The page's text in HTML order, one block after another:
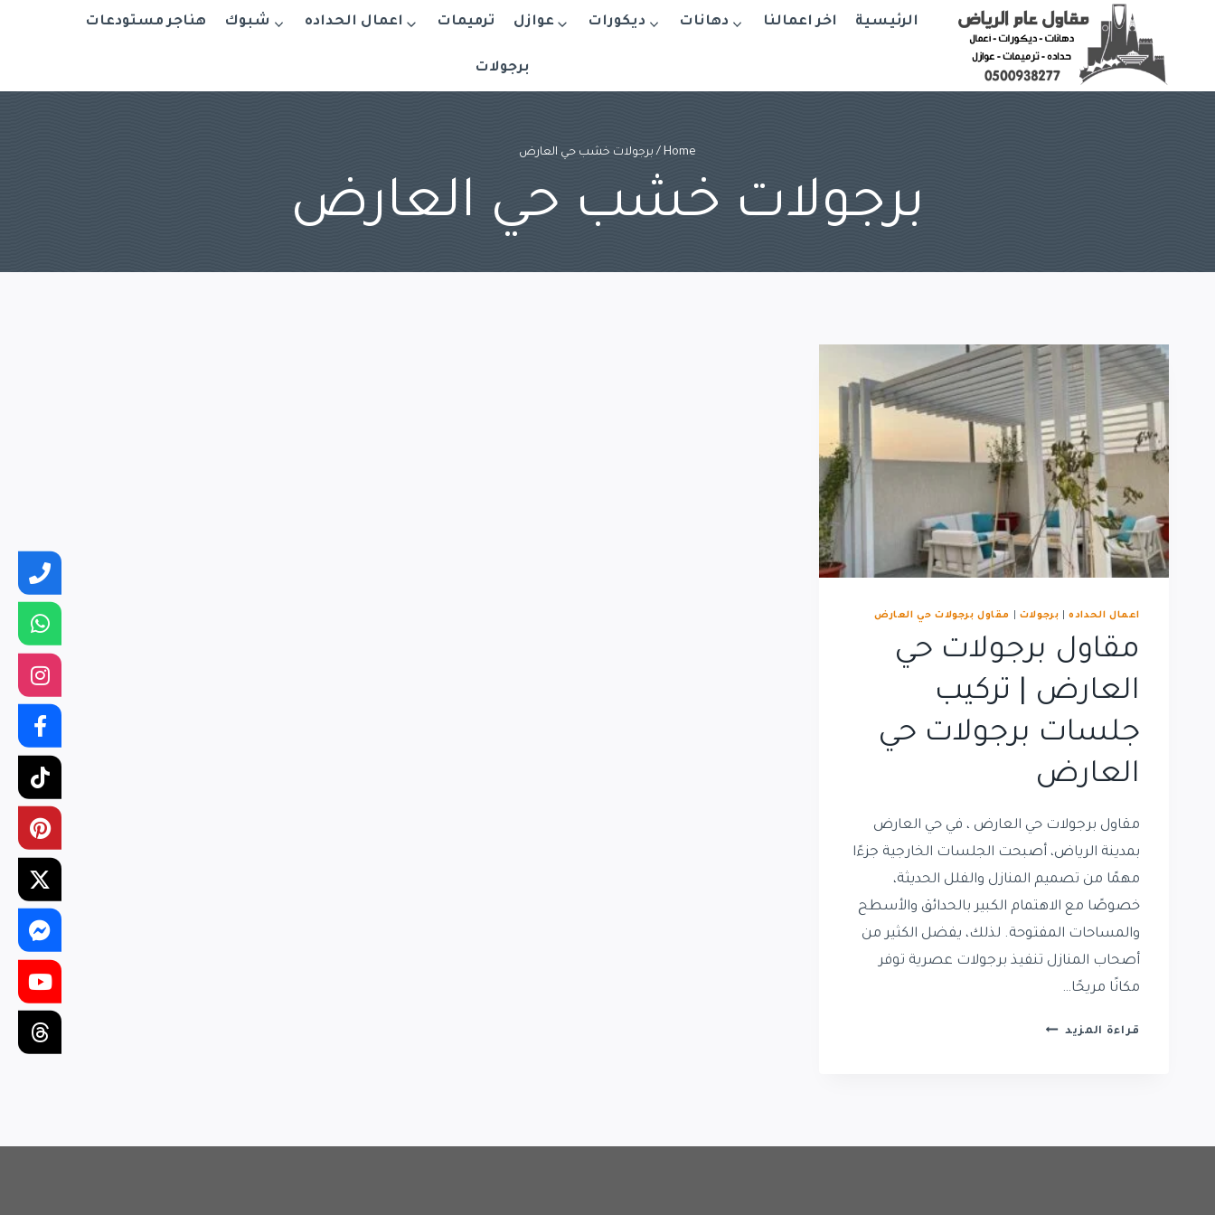
الرئيسية اخر اعمالنا دهانات ديكورات عوازل ترميمات اعمال الحداده شبوك هناجر مستودعات
برجولات
Home
/ برجولات خشب حي العارض
برجولات خشب حي العارض
اعمال الحداده| برجولات مقاول برجولات حي العارض
مقاول برجولات حي
العارض | تركيب
جلسات برجولات حي
العارض
مقاول برجولات حي العارض ، في حي العارض
بمدينة الرياض، أصبحت الجلسات الخارجية جزءًا
مهمًا من تصميم المنازل والفلل الحديثة،
خصوصًا مع الاهتمام الكبير بالحدائق والأسطح
والمساحات المفتوحة. لذلك، يفضل الكثير من
أصحاب المنازل تنفيذ برجولات عصرية توفر
مكانًا مريحًا…
قراءة المزيد مقاول